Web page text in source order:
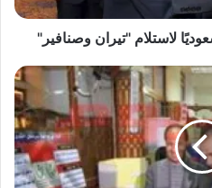
لاستلام "تيران وصنافير"